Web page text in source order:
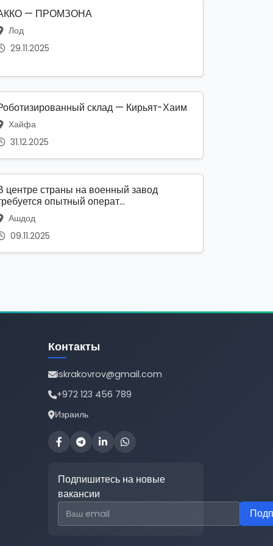
— ПРОМЗОНА
Лод
29.11.2025
склад — Кирьят-Хаим
Хайфа
31.12.2025
центре страны на военный завод
опытный операт...
Ашдод
09.11.2025
Контакты
iskrakovrov@gmail.com
+972 123 456 789
Израиль
Подпишитесь на новые
вакансии
Email для подписки